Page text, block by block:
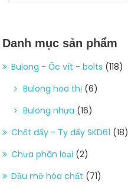
Danh mục sản phẩm
Bulong - Ốc vít - bolts (118)
Bulong hoa thị (6)
Bulong nhựa (16)
Chốt đẩy - Ty đẩy SKD61 (18)
Chưa phân loại (2)
Dầu mỡ hóa chất (71)